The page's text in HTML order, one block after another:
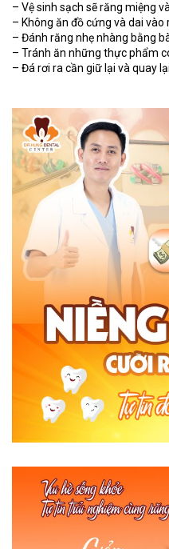
– Vệ sinh sạch sẽ răng miệng
– Không ăn đồ cứng và dai vào
– Đánh răng nhẹ nhàng bằng
– Tránh ăn những thực phẩm
– Đá rơi ra cần giữ lại và quay